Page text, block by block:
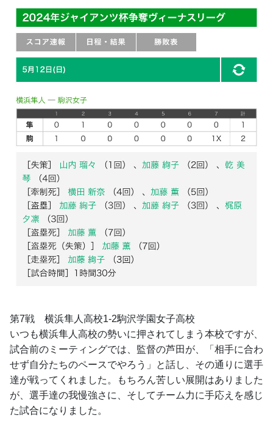
第7戦　横浜隼人高校1-2駒沢学園女子高校
いつも横浜隼人高校の勢いに押されてしまう本校ですが、
試合前のミーティングでは、監督の芦田が、「相手に合わ
せず自分たちのペースでやろう」と話し、その通りに選手
達が戦ってくれました。もちろん苦しい展開はありました
が、選手達の我慢強さに、そしてチーム力に手応えを感じ
た試合になりました。